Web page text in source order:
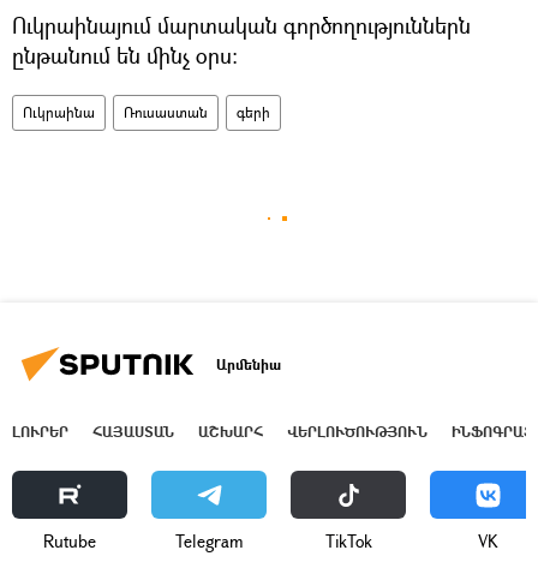
Ուկրաինայում մարտական գործողություններն
ընթանում են մինչ օրս։
Ուկրաինա Ռուսաստան գերի
Արմենիա
ԼՈՒՐԵՐ ՀԱՅԱՍՏԱՆ ԱՇԽԱՐՀ ՎԵՐԼՈՒԾՈՒԹՅՈՒՆ
Rutube Telegram ТikТоk VK